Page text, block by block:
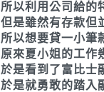
所以利用公司給的
但是雖然有存款但
所以想要貸一小筆
原來夏小姐的工作
於是看到了富比士
於是就勇敢的踏入